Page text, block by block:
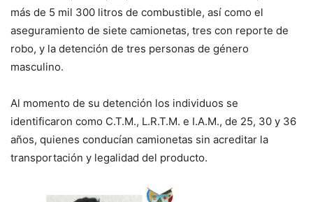
más de 5 mil 300 litros de combustible, así como el
aseguramiento de siete camionetas, tres con reporte de
robo, y la detención de tres personas de género
masculino.
Al momento de su detención los individuos se
identificaron como C.T.M., L.R.T.M. e I.A.M., de 25, 30 y 36
años, quienes conducían camionetas sin acreditar la
transportación y legalidad del producto.